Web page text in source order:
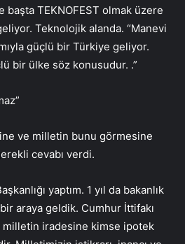
TEKNOFEST olmak üzere
Teknolojik alanda. “Manevi
güçlü bir Türkiye geliyor.
bir ülke söz konusudur. .”
ve milletin bunu görmesine
cevabı verdi.
yaptım. 1 yıl da bakanlık
araya geldik. Cumhur İttifakı
milletin iradesine kimse ipotek